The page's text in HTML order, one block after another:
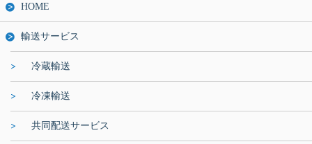
HOME
輸送サービス
冷蔵輸送
冷凍輸送
共同配送サービス